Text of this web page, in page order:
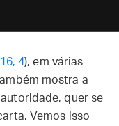
16, 4), em várias
mostra a
quer se
Vemos isso